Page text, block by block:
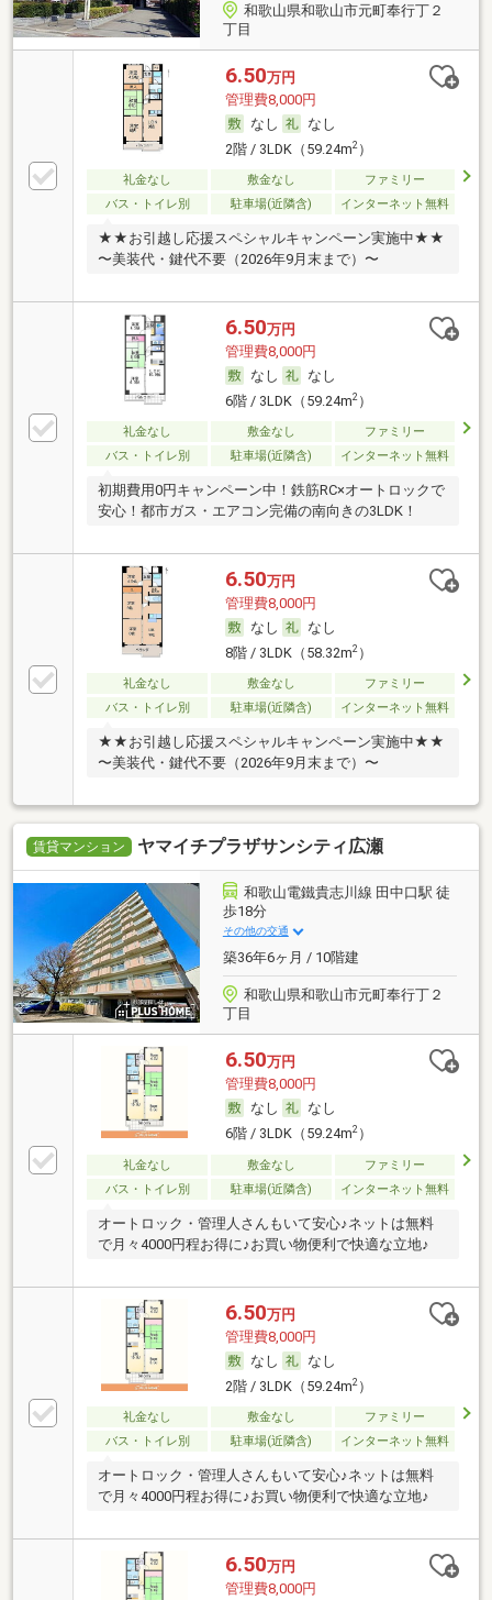
和歌山県和歌山市元町奉行丁２
丁目
6.50万円
管理費8,000円
なし
なし
2階 / 3LDK（59.24m2）
礼金なし 敷金なし
ファミリー
バス・トイレ別
駐車場(近隣含) インターネット無料
★★お引越し応援スペシャルキャンペーン実施中★★
〜美装代・鍵代不要（2026年9月末まで）〜
6.50万円
管理費8,000円
なし
なし
6階 / 3LDK（59.24m2）
礼金なし 敷金なし
ファミリー
バス・トイレ別
駐車場(近隣含) インターネット無料
初期費用0円キャンペーン中！鉄筋RC×オートロックで
安心！都市ガス・エアコン完備の南向きの3LDK！
6.50万円
管理費8,000円
なし
なし
8階 / 3LDK（58.32m2）
礼金なし 敷金なし
ファミリー
バス・トイレ別
駐車場(近隣含) インターネット無料
★★お引越し応援スペシャルキャンペーン実施中★★
〜美装代・鍵代不要（2026年9月末まで）〜
賃貸マンション ヤマイチプラザサンシティ広瀬
和歌山電鐵貴志川線 田中口駅 徒
歩18分
その他の交通
築36年6ヶ月 / 10階建
和歌山県和歌山市元町奉行丁２
丁目
6.50万円
管理費8,000円
なし
なし
6階 / 3LDK（59.24m2）
礼金なし 敷金なし
ファミリー
バス・トイレ別
駐車場(近隣含) インターネット無料
オートロック・管理人さんもいて安心♪ネットは無料
で月々4000円程お得に♪お買い物便利で快適な立地♪
6.50万円
管理費8,000円
なし
なし
2階 / 3LDK（59.24m2）
礼金なし 敷金なし
ファミリー
バス・トイレ別
駐車場(近隣含) インターネット無料
オートロック・管理人さんもいて安心♪ネットは無料
で月々4000円程お得に♪お買い物便利で快適な立地♪
6.50万円
管理費8,000円